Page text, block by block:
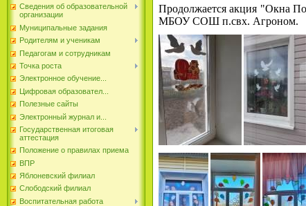
Сведения об образовательной
организации
Муниципальные задания
Родителям и ученикам
Педагогам и сотрудникам
Точка роста
Электронное обучение...
Цифровая образовател...
Полезные сайты
Электронный журнал и...
Государственная итоговая
аттестация
Положение о правилах приема
ВПР
Яблоневский филиал
Слободский филиал
Воспитательная работа
Продолжается акция "Окна
МБОУ СОШ п.свх. Агроном.